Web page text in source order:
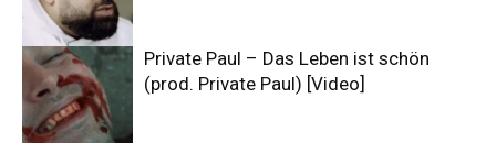
Private Paul – Das Leben ist schön
(prod. Private Paul) [Video]